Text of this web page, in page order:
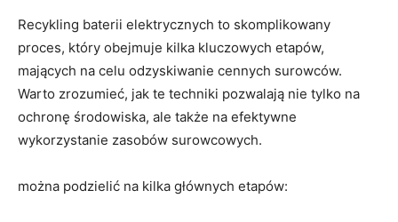
Recykling baterii elektrycznych ⁤to skomplikowany
proces, który obejmuje​ kilka kluczowych etapów,
mających⁢ na celu odzyskiwanie cennych surowców.
Warto zrozumieć, jak te techniki pozwalają nie tylko na
ochronę środowiska, ale także na efektywne
wykorzystanie zasobów surowcowych.
można podzielić na kilka głównych etapów: